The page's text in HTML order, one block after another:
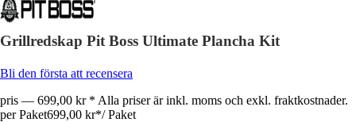
Grillredskap Pit Boss Ultimate Plancha Kit
Bli den första att recensera
pris — 699,00 kr * Alla priser är inkl. moms och exkl. fraktkostnader.
per Paket699,00 kr*/ Paket